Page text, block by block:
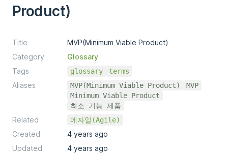
Product)
Title
MVP(Minimum Viable Product)
Category
Glossary
Tags
glossary terms
Aliases MVP(Minimum Viable Product)
MVP
Minimum Viable Product
최소 기능 제품
Related 에자일(Agile)
Created
4 years ago
Updated
4 years ago